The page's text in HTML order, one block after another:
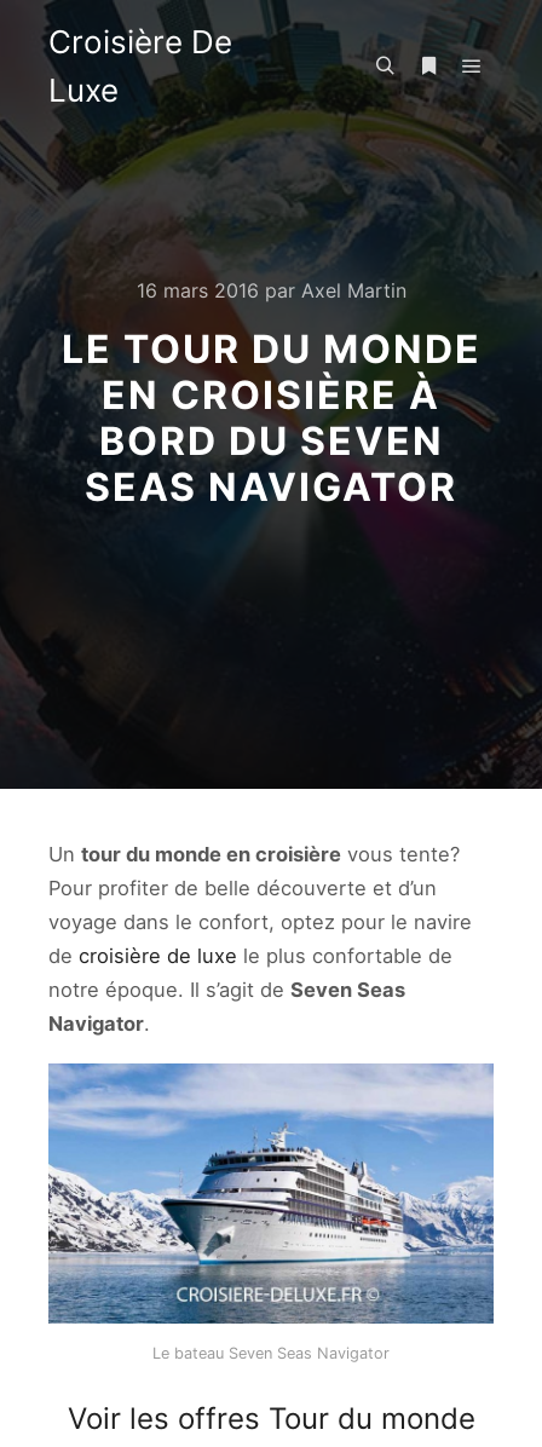
Croisière De
Luxe
RechercherPlus d’infos
Menu
16 mars 2016 par Axel Martin
LE TOUR DU MONDE
EN CROISIÈRE À
BORD DU SEVEN
SEAS NAVIGATOR
Un tour du monde en croisière vous tente?
Pour profiter de belle découverte et d’un
voyage dans le confort, optez pour le navire
de croisière de luxe le plus confortable de
notre époque. Il s’agit de Seven Seas
Navigator.
Le bateau Seven Seas Navigator
Voir les offres Tour du monde